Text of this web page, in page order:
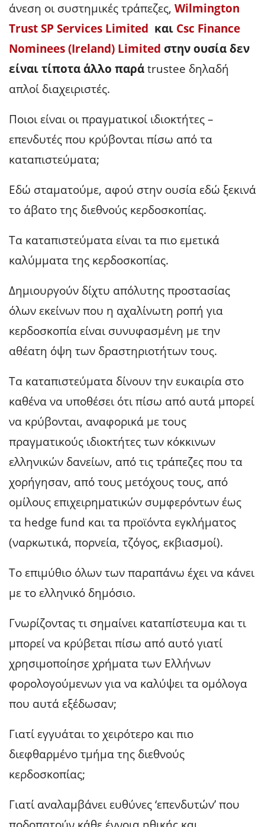
άνεση οι συστημικές τράπεζες, Wilmington
Trust SP Services Limited και Csc Finance
Nominees (Ireland) Limited στην ουσία δεν
είναι τίποτα άλλο παράtrustee δηλαδή
απλοί διαχειριστές.
Ποιοι είναι οι πραγματικοί ιδιοκτήτες –
επενδυτές που κρύβονται πίσω από τα
καταπιστεύματα;
Εδώ σταματούμε, αφού στην ουσία εδώ ξεκινά
το άβατο της διεθνούς κερδοσκοπίας.
Τα καταπιστεύματα είναι τα πιο εμετικά
καλύμματα της κερδοσκοπίας.
Δημιουργούν δίχτυ απόλυτης προστασίας
όλων εκείνων που η αχαλίνωτη ροπή για
κερδοσκοπία είναι συνυφασμένη με την
αθέατη όψη των δραστηριοτήτων τους.
Τα καταπιστεύματα δίνουν την ευκαιρία στο
καθένα να υποθέσει ότι πίσω από αυτά μπορεί
να κρύβονται, αναφορικά με τους
πραγματικούς ιδιοκτήτες των κόκκινων
ελληνικών δανείων, από τις τράπεζες που τα
χορήγησαν, από τους μετόχους τους, από
ομίλους επιχειρηματικών συμφερόντων έως
τα hedge fund και τα προϊόντα εγκλήματος
(ναρκωτικά, πορνεία, τζόγος, εκβιασμοί).
Το επιμύθιο όλων των παραπάνω έχει να κάνει
με το ελληνικό δημόσιο.
Γνωρίζοντας τι σημαίνει καταπίστευμα και τι
μπορεί να κρύβεται πίσω από αυτό γιατί
χρησιμοποίησε χρήματα των Ελλήνων
φορολογούμενων για να καλύψει τα ομόλογα
που αυτά εξέδωσαν;
Γιατί εγγυάται το χειρότερο και πιο
διεφθαρμένο τμήμα της διεθνούς
κερδοσκοπίας;
Γιατί αναλαμβάνει ευθύνες ‘επενδυτών’ που